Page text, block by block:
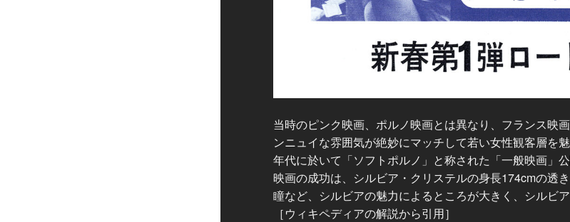
当時のピンク映画、ポルノ映画とは異なり、フランス映
ンニュイな雰囲気が絶妙にマッチして若い女性観客層を
年代に於いて「ソフトポルノ」と称された「一般映画」
映画の成功は、シルビア・クリステルの身長174cmの透
瞳など、シルビアの魅力によるところが大きく、シルビ
［ウィキペディアの解説から引用］